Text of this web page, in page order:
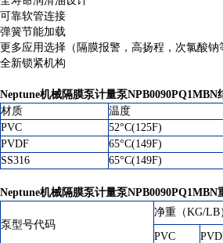
可靠软管连接
弹簧节能加载
更多应用选择（隔膜报警，高扬程，次氯酸钠
全新锁紧机构
Neptune机械隔膜泵计量泵NPB0090PQ1MBN
材质
温度
PVC
52°C(125F)
PVDF
65°C(149F)
SS316
65°C(149F)
Neptune机械隔膜泵计量泵NPB0090PQ1MBN
泵型号代码
净重（KG/LB
PVC